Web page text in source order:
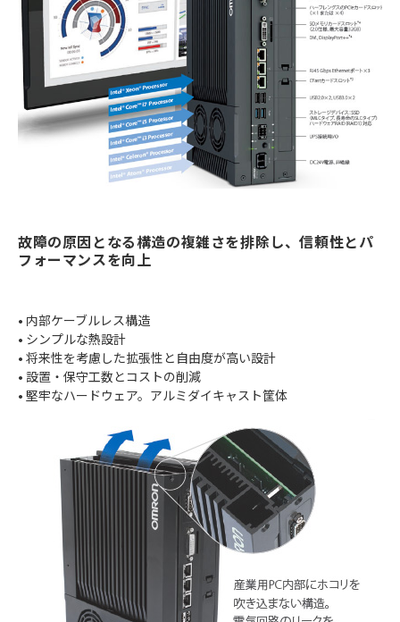
故障の原因となる構造の複雑さを排除し、信頼性とパ
フォーマンスを向上
• 内部ケーブルレス構造
• シンプルな熱設計
• 将来性を考慮した拡張性と自由度が高い設計
• 設置・保守工数とコストの削減
• 堅牢なハードウェア。アルミダイキャスト筐体